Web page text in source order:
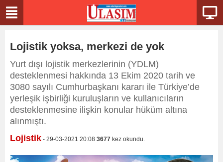
Lojistik yoksa, merkezi de yok
Yurt dışı lojistik merkezlerinin (YDLM)
desteklenmesi hakkında 13 Ekim 2020 tarih ve
3080 sayılı Cumhurbaşkanı kararı ile Türkiye’de
yerleşik işbirliği kuruluşların ve kullanıcıların
desteklenmesine ilişkin konular hüküm altına
alınmıştı.
Lojistik - 29-03-2021 20:08 3677 kez okundu.